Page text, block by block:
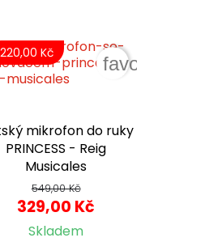
mikrofon do ruky
PRINCESS - Reig
Musicales
549,00 Kč
329,00 Kč
Skladem
Kč
favorite_border